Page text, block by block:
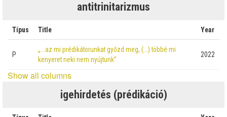
antitrinitarizmus
Típus Title Year
P
„...az mi prédikátorunkat győzd meg, (...) többé mi
kenyeret neki nem nyújtunk”
2022
Show all columns
igehirdetés (prédikáció)